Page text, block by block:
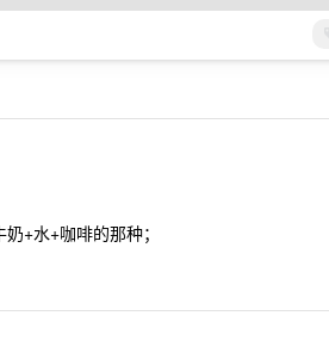
+水+咖啡的那种；